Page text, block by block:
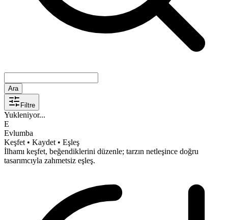
Ara
Filtre
Yukleniyor...
E
Evlumba
Keşfet • Kaydet • Eşleş
İlhamı keşfet, beğendiklerini düzenle; tarzın netleşince doğru
tasarımcıyla zahmetsiz eşleş.